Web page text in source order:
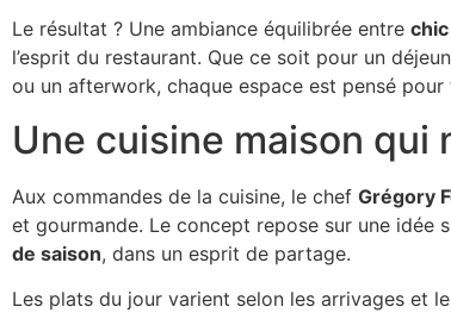
Le résultat ? Une ambiance équilibrée entre
l’esprit du restaurant. Que ce soit pour un
ou un afterwork, chaque espace est pensé
Une cuisine maison qui
Aux commandes de la cuisine, le chef Grégory
et gourmande. Le concept repose sur une idée
de saison, dans un esprit de partage.
Les plats du jour varient selon les arrivages et